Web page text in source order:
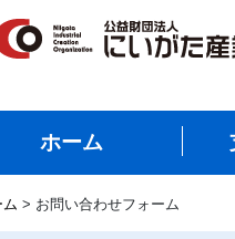
ホーム
ム > お問い合わせフォーム